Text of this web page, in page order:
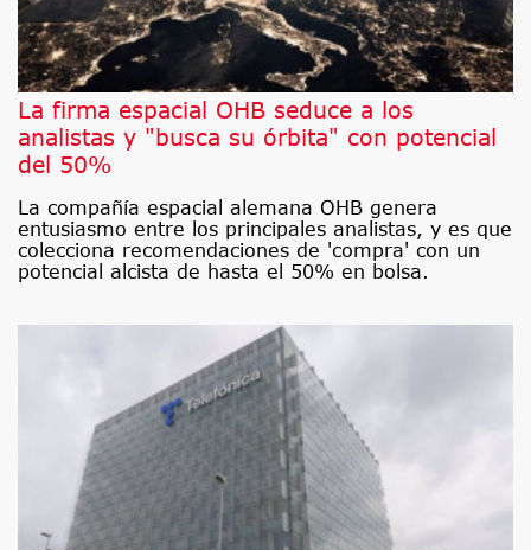
La firma espacial OHB seduce a los
analistas y "busca su órbita" con potencial
del 50%
La compañía espacial alemana OHB genera
entusiasmo entre los principales analistas, y es que
colecciona recomendaciones de 'compra' con un
potencial alcista de hasta el 50% en bolsa.